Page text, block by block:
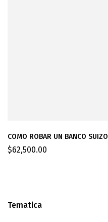
Tematica
COMO ROBAR UN BANCO SUIZO
$62,500.00